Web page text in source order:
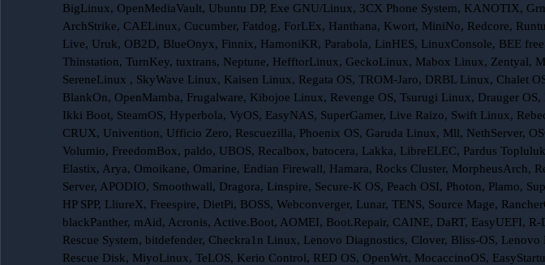
BigLinux, OpenMediaVault, Ubuntu DP, Exe GNU/Linux, 3CX Phone System, KANOTIX,
ArchStrike, CAELinux, Cucumber, Fatdog, ForLEx, Hanthana, Kwort, MiniNo, Redcore,
Live, Uruk, OB2D, BlueOnyx, Finnix, HamoniKR, Parabola, LinHES, LinuxConsole, BEE
Thinstation, TurnKey, tuxtrans, Neptune, HefftorLinux, GeckoLinux, Mabox Linux, Zentyal,
SereneLinux , SkyWave Linux, Kaisen Linux, Regata OS, TROM-Jaro, DRBL Linux, Chalet
BlankOn, OpenMamba, Frugalware, Kibojoe Linux, Revenge OS, Tsurugi Linux, Drauger OS,
Ikki Boot, SteamOS, Hyperbola, VyOS, EasyNAS, SuperGamer, Live Raizo, Swift Linux,
CRUX, Univention, Ufficio Zero, Rescuezilla, Phoenix OS, Garuda Linux, Mll, NethServer,
Volumio, FreedomBox, paldo, UBOS, Recalbox, batocera, Lakka, LibreELEC, Pardus
Elastix, Arya, Omoikane, Omarine, Endian Firewall, Hamara, Rocks Cluster, MorpheusArch,
Server, APODIO, Smoothwall, Dragora, Linspire, Secure-K OS, Peach OSI, Photon, Plamo,
HP SPP, LliureX, Freespire, DietPi, BOSS, Webconverger, Lunar, TENS, Source Mage,
blackPanther, mAid, Acronis, Active.Boot, AOMEI, Boot.Repair, CAINE, DaRT, EasyUEFI, R-
Rescue System, bitdefender, Checkra1n Linux, Lenovo Diagnostics, Clover, Bliss-OS,
Rescue Disk, MiyoLinux, TeLOS, Kerio Control, RED OS, OpenWrt, MocaccinoOS,